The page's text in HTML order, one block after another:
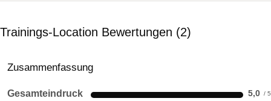
Trainings-Location Bewertungen 2
Zusammenfassung
Gesamteindruck 5,0